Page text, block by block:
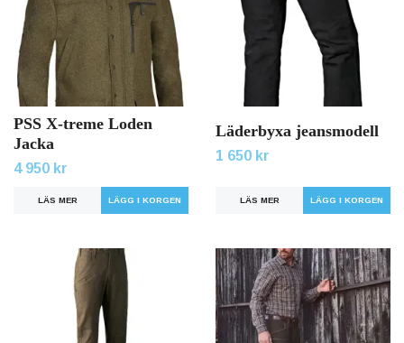
PSS X-treme Loden
Jacka
4 950 kr
LÄS MER LÄGG I KORGEN
Läderbyxa jeansmodell
1 650 kr
LÄS MER LÄGG I KORGEN